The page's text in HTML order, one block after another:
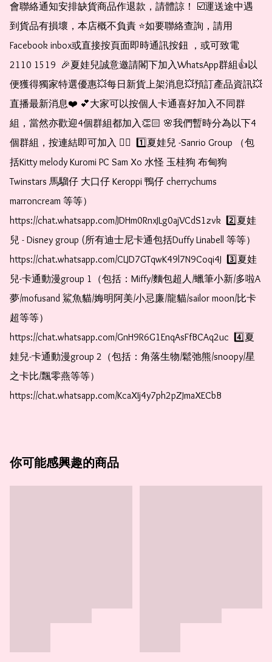
會聯絡通知安排缺貨商品作退款，請體諒！ ☑️運送途中遇
到貨品有損壞，本店概不負責 ⭐️如要聯絡查詢，請用
Facebook inbox或直接按頁面即時通訊按鈕 ，或可致電
2110 1519  🎉夏娃兒誠意邀請閣下加入WhatsApp群組👍以
便獲得獨家特選優惠💥每日新貨上架消息💥預訂產品資訊💥
直播最新消息❤️ 💕大家可以按個人卡通喜好加入不同群
組，當然亦歡迎4個群組都加入👏🏻 🌸我們暫時分為以下4
個群組，按連結即可加入 👇🏻  1️⃣夏娃兒 -Sanrio Group （包
括Kitty melody Kuromi PC Sam Xo 水怪 玉桂狗 布甸狗
Twinstars 馬騮仔 大口仔 Keroppi 鴨仔 cherrychums
marroncream 等等）
https://chat.whatsapp.com/JDHm0RnxJLg0ajVCdS1zvk  2️⃣夏娃
兒 - Disney group (所有迪士尼卡通包括Duffy Linabell 等等）
https://chat.whatsapp.com/CLJD7GTqwK49l7N9Coqi4J  3️⃣夏娃
兒-卡通動漫group 1（包括：Miffy/麵包超人/蠟筆小新/多啦A
夢/mofusand 鯊魚貓/娒明阿美/小忌廉/龍貓/sailor moon/比卡
超等等）
https://chat.whatsapp.com/GnH9R6G1EnqAsFfBCAq2uc  4️⃣夏
娃兒-卡通動漫group 2（包括：角落生物/鬆弛熊/snoopy/星
之卡比/飄零燕等等）
https://chat.whatsapp.com/KcaXIj4y7ph2pZJmaXECbB
你可能感興趣的商品